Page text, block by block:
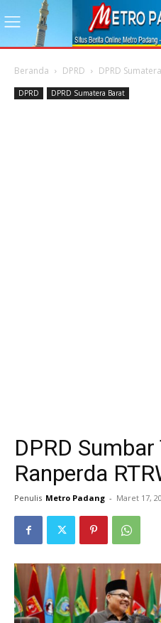
Beranda DPRD DPRD
DPRD DPRD Sumatera Barat
DPRD
Ranperda
Penulis Metro Padang - Maret 17,